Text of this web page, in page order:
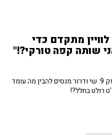
מתקדם כדי
שותה קפה טורקי?!"
שלשום שוגר לוויין הביון הישראלי, אופק 9. שי ודרור מנסים להבין מה עומד
רולט בחלל?!